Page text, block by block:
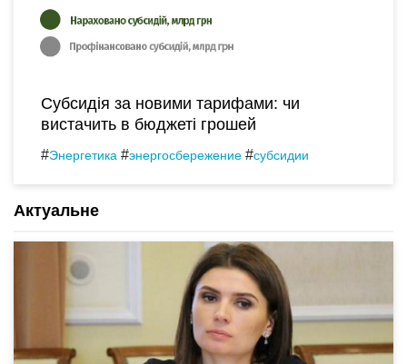
Субсидія за новими тарифами: чи
вистачить в бюджеті грошей
#Энергетика #энергосбережение #субсидии
Актуальне